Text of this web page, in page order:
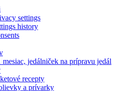
settings
history
mesiac, jedálniček na prípravu jedál
recepty
a prívarky